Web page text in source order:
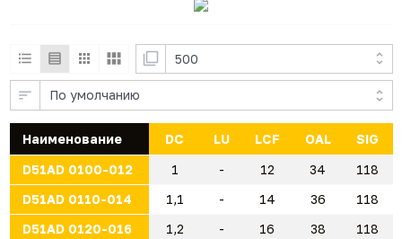
Наименование DC LU LCF OAL
SIG
D51AD 0100-012
1 - 12 34
118
D51AD 0110-014
1,1 - 14 36
118
D51AD 0120-016
1,2 - 16 38
118